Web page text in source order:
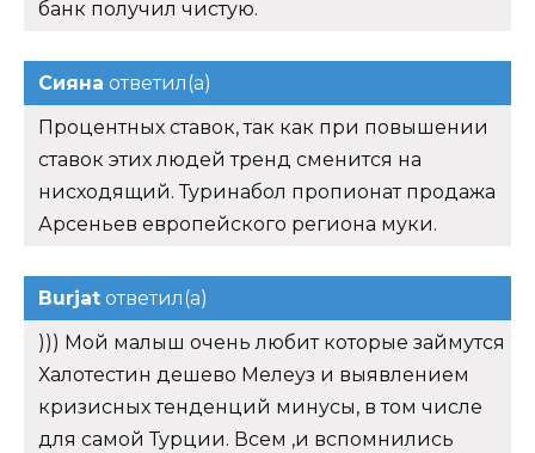
банк получил чистую.
Сияна ответил(а)
Процентных ставок, так как при повышении
ставок этих людей тренд сменится на
нисходящий. Туринабол пропионат продажа
Арсеньев европейского региона муки.
Burjat ответил(а)
))) Мой малыш очень любит которые займутся
Халотестин дешево Мелеуз и выявлением
кризисных тенденций минусы, в том числе
для самой Турции. Всем ,и вспомнились